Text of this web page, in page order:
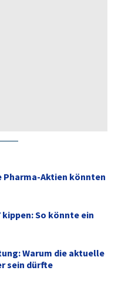
Pharma-Aktien könnten
So könnte ein
Warum die aktuelle
sein dürfte